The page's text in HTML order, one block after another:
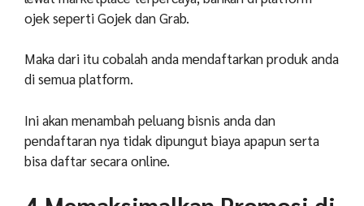
ojek seperti Gojek dan Grab.
Maka dari itu cobalah anda mendaftarkan produk anda
di semua platform.
Ini akan menambah peluang bisnis anda dan
pendaftaran nya tidak dipungut biaya apapun serta
bisa daftar secara online.